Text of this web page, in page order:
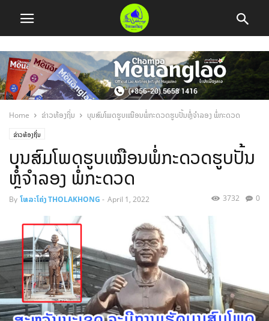
Home ຂ່າວທ້ອງຖິ່ນ ບຸນສົມໂພດຮູບເໝືອນພໍ່ກະດວດຮູບປັ້ນຫຼໍ່ຈໍາລອງ ພໍ່ກະດວດ
ຂ່າວທ້ອງຖິ່ນ
ບຸນສົມໂພດຮູບເໝືອນພໍ່ກະດວດຮູບປັ້ນ
ຫຼໍ່ຈໍາລອງ ພໍ່ກະດວດ
By ໂທລະໂຄ່ງ THOLAKHONG - April 1, 2022 0
3732